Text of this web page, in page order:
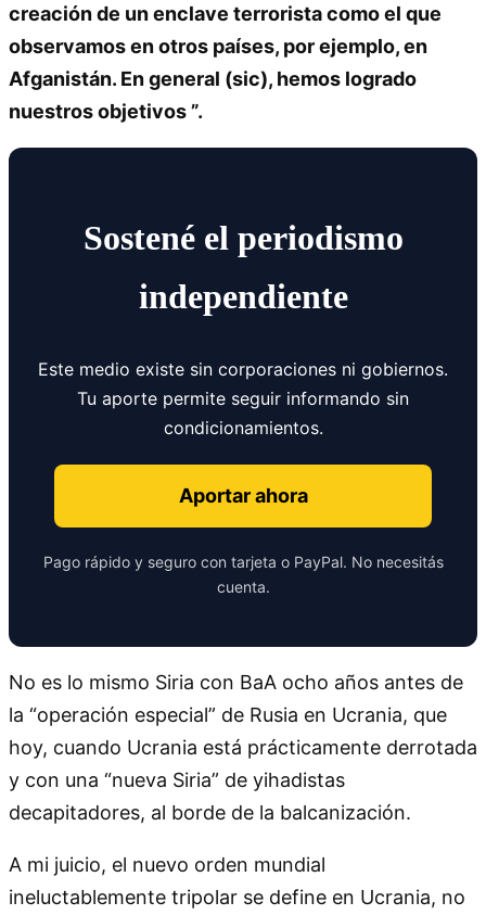
creación de un enclave terrorista como el que
observamos en otros países, por ejemplo, en
Afganistán. En general (sic), hemos logrado
nuestros objetivos ”.
Sostené el periodismo
independiente
Este medio existe sin corporaciones ni gobiernos.
Tu aporte permite seguir informando sin
condicionamientos.
Aportar ahora
Pago rápido y seguro con tarjeta o PayPal. No necesitás
cuenta.
No es lo mismo Siria con BaA ocho años antes de
la
operación especial
de Rusia en Ucrania, que
hoy, cuando Ucrania está prácticamente derrotada
y con una
nueva Siria
de yihadistas
decapitadores, al borde de la balcanización.
A mi juicio, el nuevo orden mundial
ineluctablemente tripolar se define en Ucrania, no